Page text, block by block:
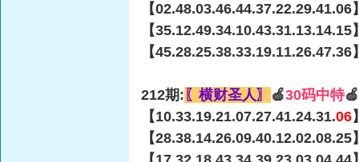
【02.48.03.46.44.37.22.29.41.06
【35.12.49.34.10.43.31.13.14.15
【45.28.25.38.33.19.11.26.47.36
212期: 〖横财圣人〗 🍏30码中特
【10.33.19.21.07.27.41.24.31.06
【28.38.14.26.09.40.12.02.08.25